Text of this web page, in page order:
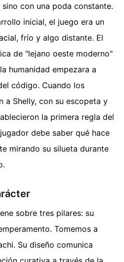
con una poda constante.
inicial, el juego era un
frío y algo distante. El
de "lejano oeste moderno"
humanidad empezara a
código. Cuando los
a Shelly, con su escopeta y
la primera regla del
debe saber qué hace
mirando su silueta durante
sobre tres pilares: su
Tomemos a
Su diseño comunica